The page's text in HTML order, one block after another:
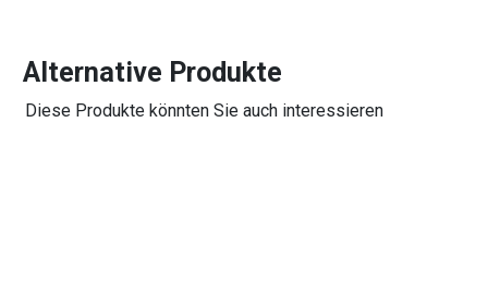
Alternative Produkte
Diese Produkte könnten Sie auch interessieren